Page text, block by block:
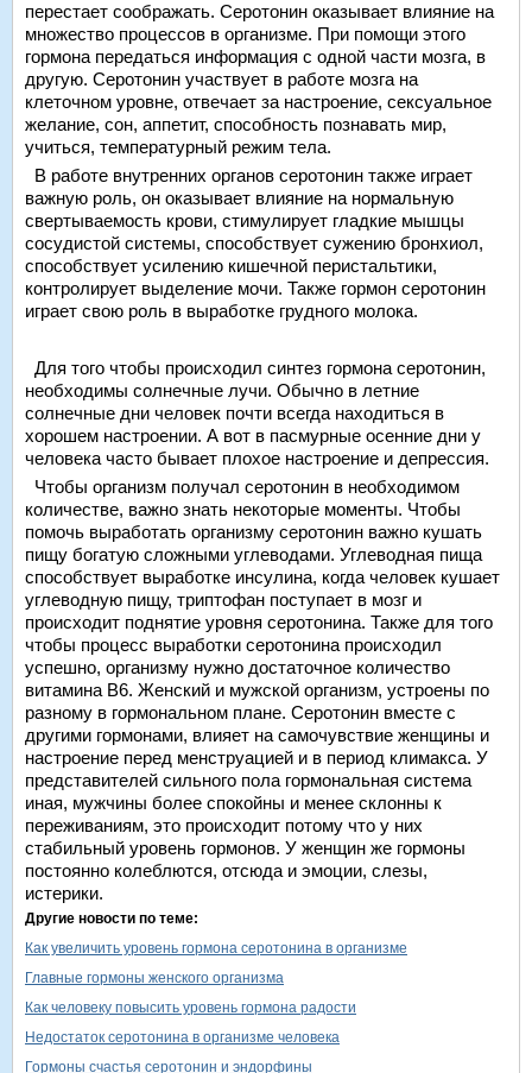
перестает соображать. Серотонин оказывает влияние на
множество процессов в организме. При помощи этого
гормона передаться информация с одной части мозга, в
другую. Серотонин участвует в работе мозга на
клеточном уровне, отвечает за настроение, сексуальное
желание, сон, аппетит, способность познавать мир,
учиться, температурный режим тела.
В работе внутренних органов серотонин также играет
важную роль, он оказывает влияние на нормальную
свертываемость крови, стимулирует гладкие мышцы
сосудистой системы, способствует сужению бронхиол,
способствует усилению кишечной перистальтики,
контролирует выделение мочи. Также гормон серотонин
играет свою роль в выработке грудного молока.
Для того чтобы происходил синтез гормона серотонин,
необходимы солнечные лучи. Обычно в летние
солнечные дни человек почти всегда находиться в
хорошем настроении. А вот в пасмурные осенние дни у
человека часто бывает плохое настроение и депрессия.
Чтобы организм получал серотонин в необходимом
количестве, важно знать некоторые моменты. Чтобы
помочь выработать организму серотонин важно кушать
пищу богатую сложными углеводами. Углеводная пища
способствует выработке инсулина, когда человек кушает
углеводную пищу, триптофан поступает в мозг и
происходит поднятие уровня серотонина. Также для того
чтобы процесс выработки серотонина происходил
успешно, организму нужно достаточное количество
витамина В6. Женский и мужской организм, устроены по
разному в гормональном плане. Серотонин вместе с
другими гормонами, влияет на самочувствие женщины и
настроение перед менструацией и в период климакса. У
представителей сильного пола гормональная система
иная, мужчины более спокойны и менее склонны к
переживаниям, это происходит потому что у них
стабильный уровень гормонов. У женщин же гормоны
постоянно колеблются, отсюда и эмоции, слезы,
истерики.
Другие новости по теме:
Как увеличить уровень гормона серотонина в организме
Главные гормоны женского организма
Как человеку повысить уровень гормона радости
Недостаток серотонина в организме человека
Гормоны счастья серотонин и эндорфины